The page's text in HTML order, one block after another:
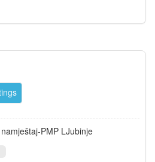
PMP LJubinje